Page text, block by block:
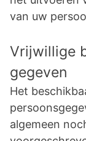
van uw
Vrijwillige
gegeven
Het
algemeen